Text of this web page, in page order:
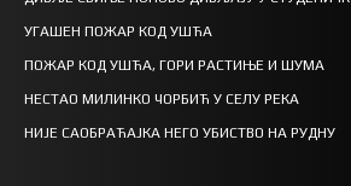
УГАШЕН ПОЖАР КОД УШЋА
ПОЖАР КОД УШЋА, ГОРИ РАСТИЊЕ И ШУМА
НЕСТАО МИЛИНКО ЧОРБИЋ У СЕЛУ РЕКА
НИЈЕ САОБРАЋАЈКА НЕГО УБИСТВО НА РУДНУ